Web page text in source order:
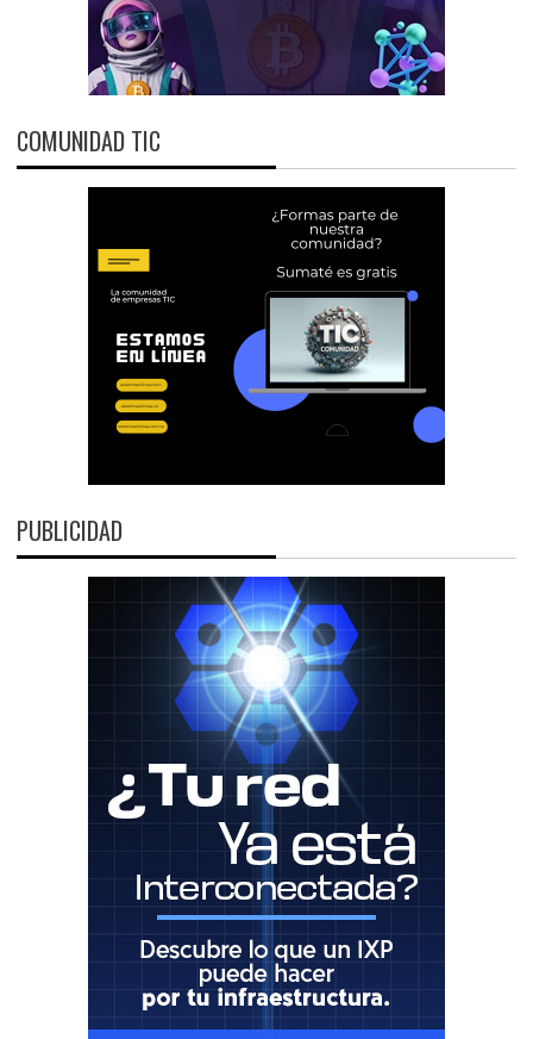
COMUNIDAD TIC
PUBLICIDAD